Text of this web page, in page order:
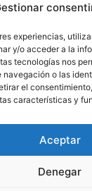
experiencias,
y/o acceder a la
tecnologías nos
navegación o las
el
características y
Aceptar
Denegar
28/01/2026
Política de